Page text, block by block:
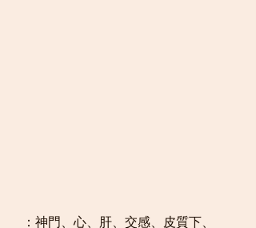
：神門、心、肝、交感、皮質下、